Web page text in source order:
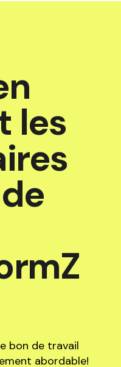
les
bon de travail
abordable!